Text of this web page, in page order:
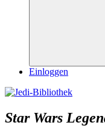
Einloggen
Star Wars